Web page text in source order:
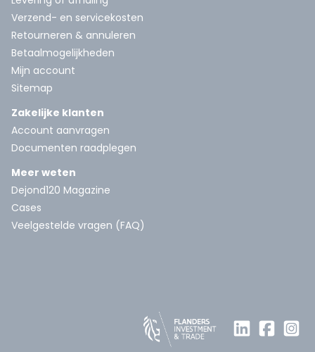
Verzend- en servicekosten
Retourneren & annuleren
Betaalmogelijkheden
Mijn account
Sitemap
Zakelijke klanten
Account aanvragen
Documenten raadplegen
Meer weten
Dejond120 Magazine
Cases
Veelgestelde vragen (FAQ)